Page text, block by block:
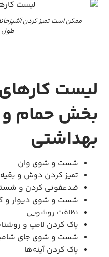
ممکن است تمیز کردن
طول
لیست
بخش حمام
بهداشتی
شست و شوی وان
تمیز کردن دوش و
ضدعفونی کردن و شستن
شست و شوی دیوار و
نظافت روشویی
پاک کردن لامپ و
شست و شوی جای
پاک کردن آینه‌ها